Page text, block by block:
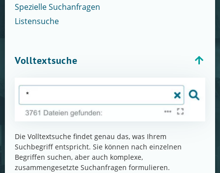
Spezielle Suchanfragen
Listensuche
Volltextsuche
Die Volltextsuche findet genau das, was Ihrem
Suchbegriff entspricht. Sie können nach einzelnen
Begriffen suchen, aber auch komplexe,
zusammengesetzte Suchanfragen formulieren.